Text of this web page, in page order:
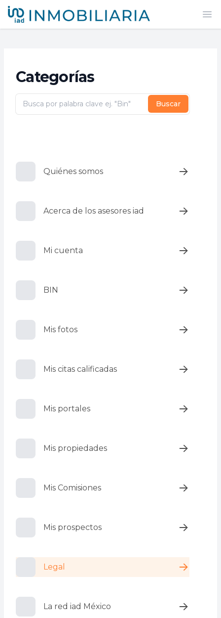
iad México
Categorías
Buscar
Quiénes somos
Acerca de los asesores iad
Mi cuenta
BIN
Mis fotos
Mis citas calificadas
Mis portales
Mis propiedades
Mis Comisiones
Mis prospectos
Legal
La red iad México